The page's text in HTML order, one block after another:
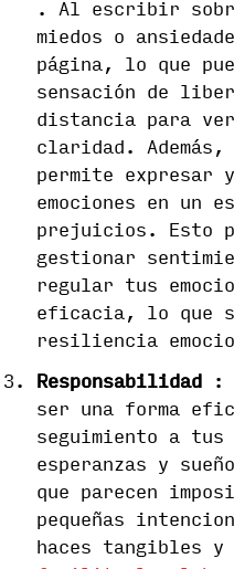
. Al escribir
miedos o
página, lo que
sensación de
distancia para
claridad.
permite expresar
emociones en un
prejuicios. Esto
gestionar
regular tus
eficacia, lo que
resiliencia
Responsabilidad
:
ser una forma
seguimiento a
esperanzas y
que parecen
pequeñas
haces tangibles y